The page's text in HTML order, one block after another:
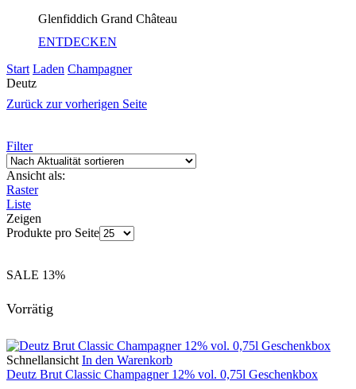
Glenfiddich Grand Château
ENTDECKEN
Start Laden Champagner
Deutz
Zurück zur vorherigen Seite
Filter
Ansicht als:
Raster
Liste
Zeigen
Produkte pro Seite
SALE 13%
Vorrätig
Schnellansicht In den Warenkorb
Deutz Brut Classic Champagner 12% vol. 0,75l Geschenkbox